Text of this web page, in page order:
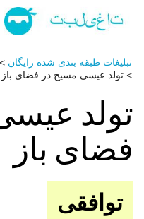
تبلیغات طبقه بندی شده رایگان >
> تولد عیسی مسیح در فضای باز
تولد
فضای باز
توافقی